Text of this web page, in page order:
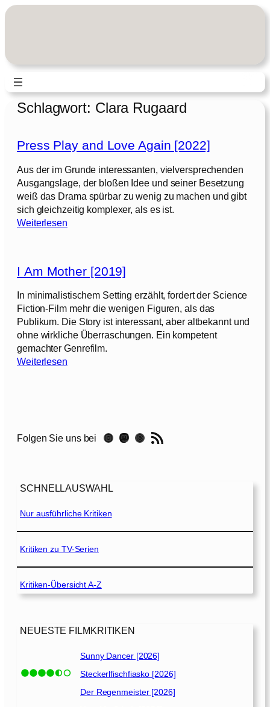
Zum
Schlagwort: Clara Rugaard
Press Play and Love Again [2022]
Aus der im Grunde interessanten, vielversprechenden
Ausgangslage, der bloßen Idee und seiner Besetzung
weiß das Drama spürbar zu wenig zu machen und gibt
sich gleichzeitig komplexer, als es ist.
Weiterlesen:
s
P
l
a
y
a
n
e
i
[
2
2
I Am Mother [2019]
In minimalistischem Setting erzählt, fordert der Science
Fiction-Film mehr die wenigen Figuren, als das
Publikum. Die Story ist interessant, aber altbekannt und
ohne wirkliche Überraschungen. Ein kompetent
gemachter Genrefilm.
Weiterlesen:
o
r
2
0
1
Folgen Sie uns bei Instagram Mastodon Threads RSS-Feed
SCHNELLAUSWAHL
Nur ausführliche Kritiken
Kritiken zu TV-Serien
Kritiken-Übersicht A-Z
NEUESTE FILMKRITIKEN
Sunny Dancer [2026]
Steckerlfischfiasko [2026]
Der Regenmeister [2026]